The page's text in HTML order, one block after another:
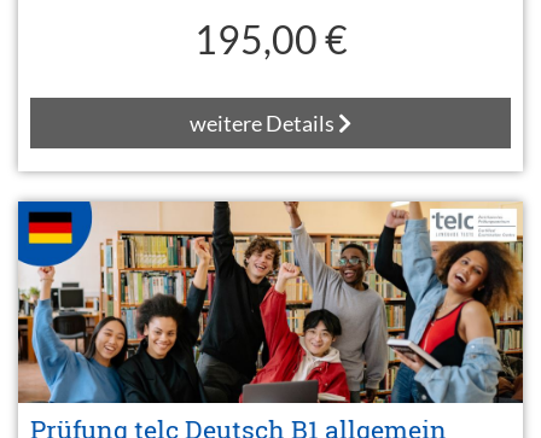
195,00 €
weitere Details
Prüfung telc Deutsch B1 allgemein